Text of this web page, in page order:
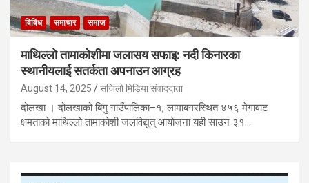
विविध समाचार समाज
माथिल्लो तामाकोशीमा जलासय सफाइ: नदी किनारका
स्थानीयलाई सतर्कता अपनाउन आग्रह
August 14, 2025 सजिलो मिडिया संवाददाता
दोलखा । दोलखाको बिगु गाउँपालिका–१, लामाबगरस्थित ४५६ मेगावाट
क्षमताको माथिल्लो तामाकोशी जलविद्युत् आयोजना यही साउन ३१…